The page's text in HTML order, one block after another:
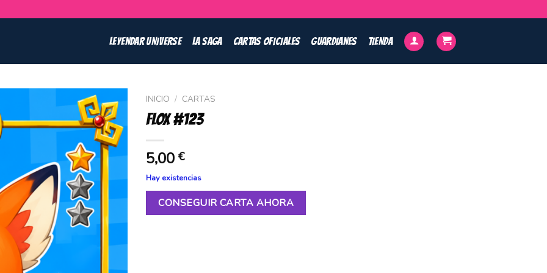
LEYENDAR UNIVERSE LA SAGA CARTAS OFICIALES GUARDIANES TIENDA
INICIO / CARTAS
FLOX #123
5,00 €
Hay existencias
CONSEGUIR CARTA AHORA